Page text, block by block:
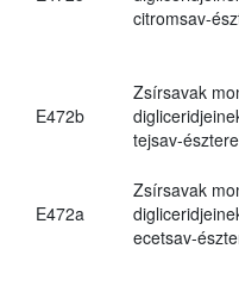
citromsav-
E472b
Zsírsavak
tejsav-
E472a
Zsírsavak
ecetsav-